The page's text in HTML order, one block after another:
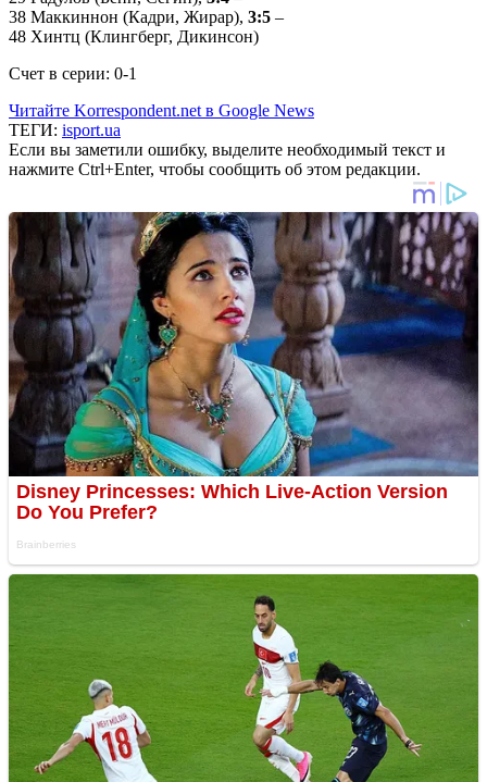
38 Маккиннон (Кадри, Жирар), 3:5 –
48 Хинтц (Клингберг, Дикинсон)
Счет в серии: 0-1
Читайте Korrespondent.net в Google News
ТЕГИ: isport.ua
Если вы заметили ошибку, выделите необходимый текст и
нажмите Ctrl+Enter, чтобы сообщить об этом редакции.